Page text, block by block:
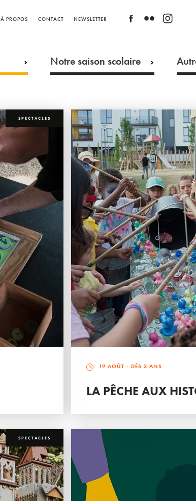
À PROPOS CONTACT NEWSLETTER
Notre saison scolaire
SPECTACLES
19 AOÛT - DÈS 3 ANS
LA PÊCHE AUX
SPECTACLES